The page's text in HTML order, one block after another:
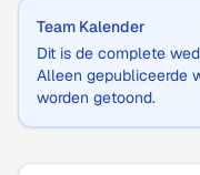
Team Kalender
Dit is de complete
Alleen gepubliceerde
worden getoond.